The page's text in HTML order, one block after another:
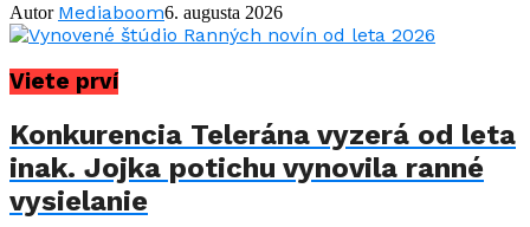
Autor Mediaboom6. augusta 2026
Viete prví
Konkurencia Telerána vyzerá od leta
inak. Jojka potichu vynovila ranné
vysielanie